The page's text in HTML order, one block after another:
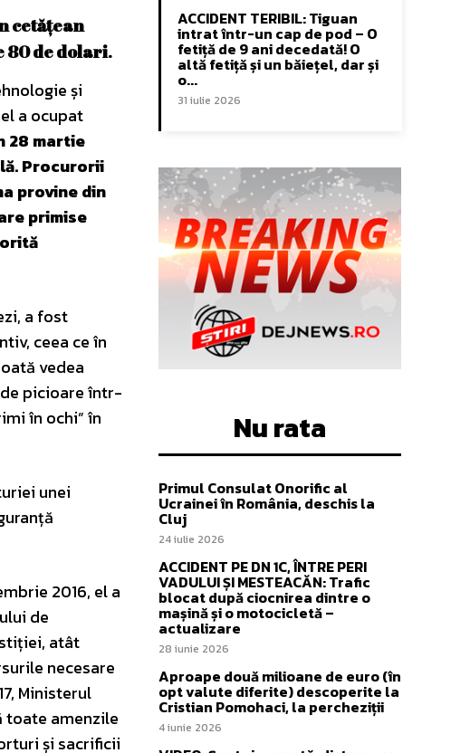
cetățean
80 de dolari.
și
a ocupat
28 martie
Procurorii
provine din
primise
a fost
ceea ce în
vedea
de picioare într-
în ochi” în
unei
2016, el a
de
atât
necesare
Ministerul
toate amenzile
și sacrificii
ACCIDENT TERIBIL: Tiguan
intrat într-un cap de pod – O
fetiță de 9 ani decedată! O
altă fetiță și un băiețel, dar și
o...
31 iulie 2026
Nu rata
Primul Consulat Onorific al
Ucrainei în România, deschis la
Cluj
24 iulie 2026
ACCIDENT PE DN 1C, ÎNTRE PERI
VADULUI ȘI MESTEACĂN: Trafic
blocat după ciocnirea dintre o
mașină și o motocicletă –
actualizare
28 iunie 2026
Aproape două milioane de euro (în
opt valute diferite) descoperite la
Cristian Pomohaci, la percheziții
4 iunie 2026